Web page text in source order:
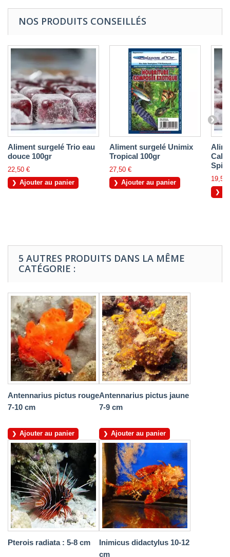
NOS PRODUITS CONSEILLÉS
Aliment surgelé Trio eau
douce 100gr
22,50 €
Ajouter au panier
Aliment surgelé Unimix
Tropical 100gr
27,50 €
Ajouter au panier
19,50
5 AUTRES PRODUITS DANS LA MÊME
CATÉGORIE :
Antennarius pictus rouge
7-10 cm
Ajouter au panier
Antennarius pictus jaune
7-9 cm
Ajouter au panier
Pterois radiata : 5-8 cm
Inimicus didactylus 10-12
cm